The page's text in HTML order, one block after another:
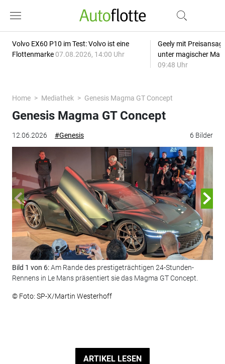
Volvo EX60 P10 im Test: Volvo ist eine
Flottenmarke 07.08.2026, 14:00 Uhr
Geely mit
unter magischer
09:48 Uhr
Home Mediathek Genesis Magma GT Concept
12.06.2026 #Genesis 6 Bilder
Genesis Magma GT Concept
Bild 1 von 6:Am Rande des prestigeträchtigen 24-Stunden-
Rennens in Le Mans präsentiert sie das Magma GT Concept.
© Foto: SP-X/Martin Westerhoff
ARTIKEL LESEN